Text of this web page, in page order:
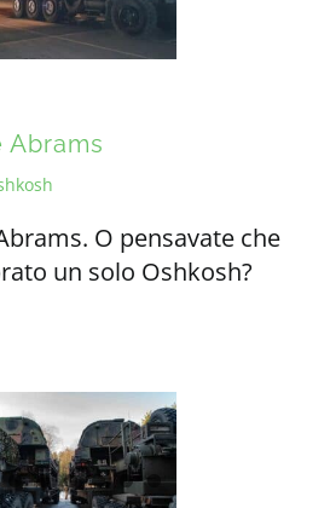
Abrams
O pensavate che
un solo Oshkosh?